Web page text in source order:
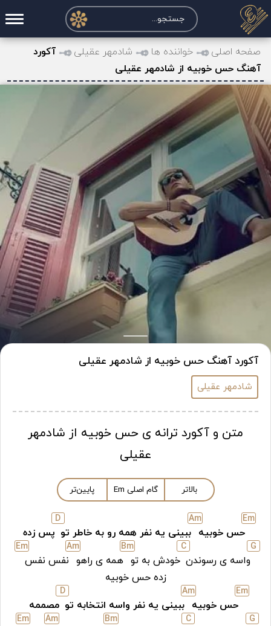
صفحه اصلی
درخواست آکورد
نت و تبلچر
تماس با ما
حساب کاربری
صفحه اصلی خواننده ها شادمهر عقیلی
آکورد
آهنگ حس خوبیه از شادمهر عقیلی
آکورد آهنگ حس خوبیه از شادمهر عقیلی
شادمهر عقیلی
متن و آکورد ترانه ی حس خوبیه از شادمهر
عقیلی
بالاتر گام اصلی Em پایین‌تر
Em
حس خوبیه
Am
ببینی یه نفر همه رو به خاطر تو
D
پس زده
G
واسه ی رسوندن
C
خودش به تو
Bm
همه ی راهو
Am
نفس نفس
Em
زده حس خوبیه
Em
حس خوبیه
Am
ببینی یه نفر واسه انتخابه تو
D
مصممه
G
C
Bm
Am
Em